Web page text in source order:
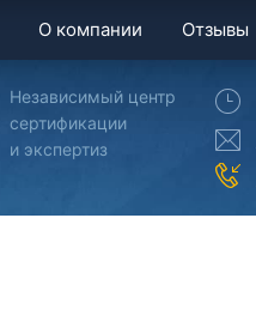
О компании Отзывы
Независимый центр
сертификации
и экспертиз